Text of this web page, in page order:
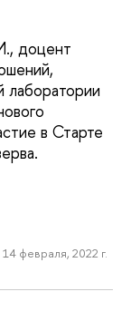
доцент
в Старте
14 февраля, 2022 г.